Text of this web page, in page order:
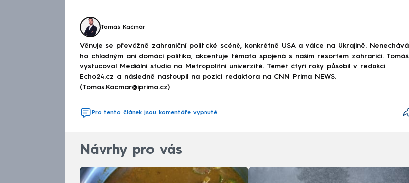
Tomáš Kačmár
Věnuje se převážně zahraniční politické scéně, konkrétně USA a válce na Ukrajině. Nenechává
ho chladným ani domácí politika, akcentuje témata spojená s naším resortem zahraničí. Tomáš
vystudoval Mediální studia na Metropolitní univerzitě. Téměř čtyři roky působil v redakci
Echo24.cz a následně nastoupil na pozici redaktora na CNN Prima NEWS.
(Tomas.Kacmar@iprima.cz)
Pro tento článek jsou komentáře vypnuté
Návrhy pro vás